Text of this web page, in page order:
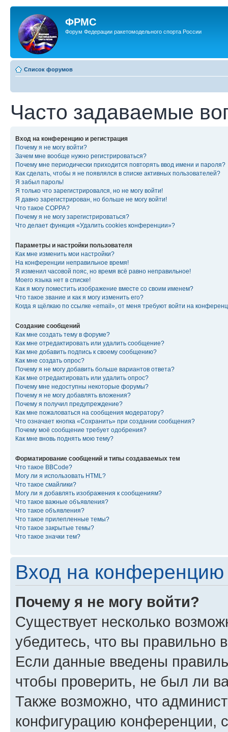
ФРМС
Форум Федерации ракетомодельного спорта России
Список форумов
Часто задаваемые
Вход на конференцию и регистрация
Почему я не могу войти?
Зачем мне вообще нужно регистрироваться?
Почему мне периодически приходится повторять ввод имени и пароля?
Как сделать, чтобы я не появлялся в списке активных пользователей?
Я забыл пароль!
Я только что зарегистрировался, но не могу войти!
Я давно зарегистрирован, но больше не могу войти!
Что такое COPPA?
Почему я не могу зарегистрироваться?
Что делает функция «Удалить cookies конференции»?
Параметры и настройки пользователя
Как мне изменить мои настройки?
На конференции неправильное время!
Я изменил часовой пояс, но время всё равно неправильное!
Моего языка нет в списке!
Как я могу поместить изображение вместе со своим именем?
Что такое звание и как я могу изменить его?
Когда я щёлкаю по ссылке «email», от меня требуют войти на
Создание сообщений
Как мне создать тему в форуме?
Как мне отредактировать или удалить сообщение?
Как мне добавить подпись к своему сообщению?
Как мне создать опрос?
Почему я не могу добавить больше вариантов ответа?
Как мне отредактировать или удалить опрос?
Почему мне недоступны некоторые форумы?
Почему я не могу добавлять вложения?
Почему я получил предупреждение?
Как мне пожаловаться на сообщения модератору?
Что означает кнопка «Сохранить» при создании сообщения?
Почему моё сообщение требует одобрения?
Как мне вновь поднять мою тему?
Форматирование сообщений и типы создаваемых тем
Что такое BBCode?
Могу ли я использовать HTML?
Что такое смайлики?
Могу ли я добавлять изображения к сообщениям?
Что такое важные объявления?
Что такое объявления?
Что такое прилепленные темы?
Что такое закрытые темы?
Что такое значки тем?
Вход на конференцию
Почему я не могу войти?
Существует несколько
убедитесь, что вы правильно
Если данные введены
чтобы проверить, не был ли
Также возможно, что
конфигурацию конференции,